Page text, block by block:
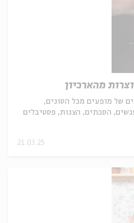
של מופעים מכל הסוגים,
הסכתים, הצגות, פסטיבלים
21.03.25